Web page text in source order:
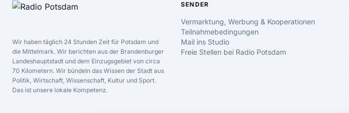
Wir haben täglich 24 Stunden Zeit für Potsdam und
die Mittelmark. Wir berichten aus der Brandenburger
Landeshauptstadt und dem Einzugsgebiet von circa
70 Kilometern. Wir bündeln das Wissen der Stadt aus
Politik, Wirtschaft, Wissenschaft, Kultur und Sport.
Das ist unsere lokale Kompetenz.
SENDER
Vermarktung, Werbung & Kooperationen
Teilnahmebedingungen
Mail ins Studio
Freie Stellen bei Radio Potsdam